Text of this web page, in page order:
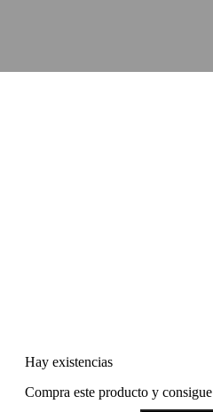
Hay existencias
Compra este producto y consigue